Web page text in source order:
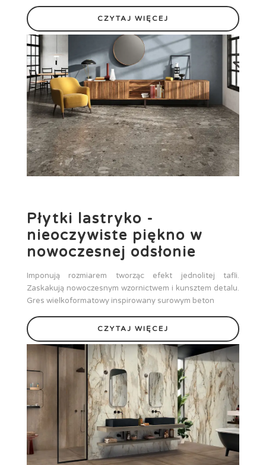
CZYTAJ WIĘCEJ
Płytki lastryko -
nieoczywiste piękno w
nowoczesnej odsłonie
Imponują rozmiarem tworząc efekt jednolitej tafli.
Zaskakują nowoczesnym wzornictwem i kunsztem detalu.
Gres wielkoformatowy inspirowany surowym beton
CZYTAJ WIĘCEJ